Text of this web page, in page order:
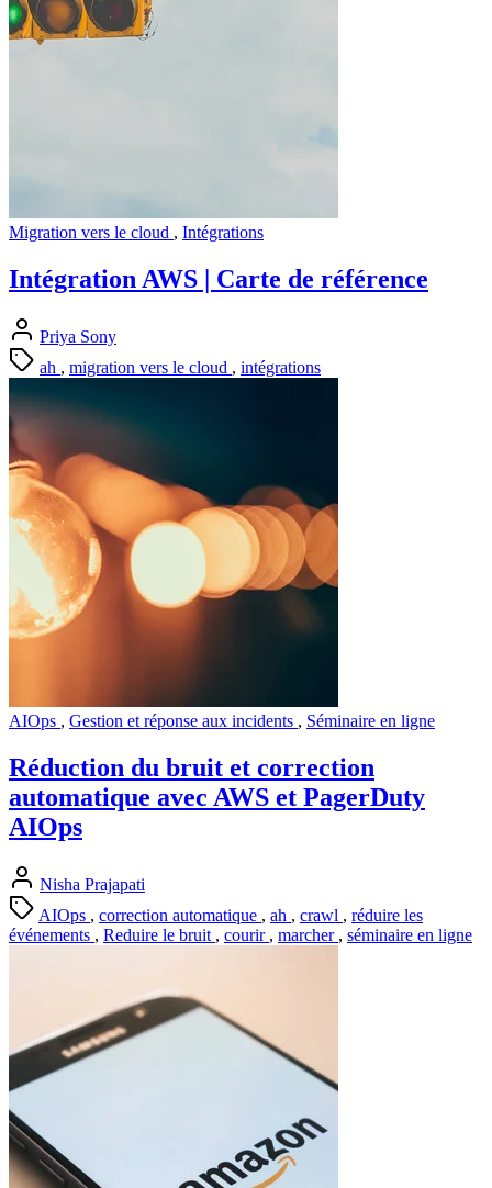
Migration vers le cloud , Intégrations
Intégration AWS | Carte de référence
Priya Sony
ah , migration vers le cloud , intégrations
AIOps , Gestion et réponse aux incidents , Séminaire en ligne
Réduction du bruit et correction
automatique avec AWS et PagerDuty
AIOps
Nisha Prajapati
AIOps , correction automatique , ah , crawl , réduire les
événements , Reduire le bruit , courir , marcher , séminaire en ligne